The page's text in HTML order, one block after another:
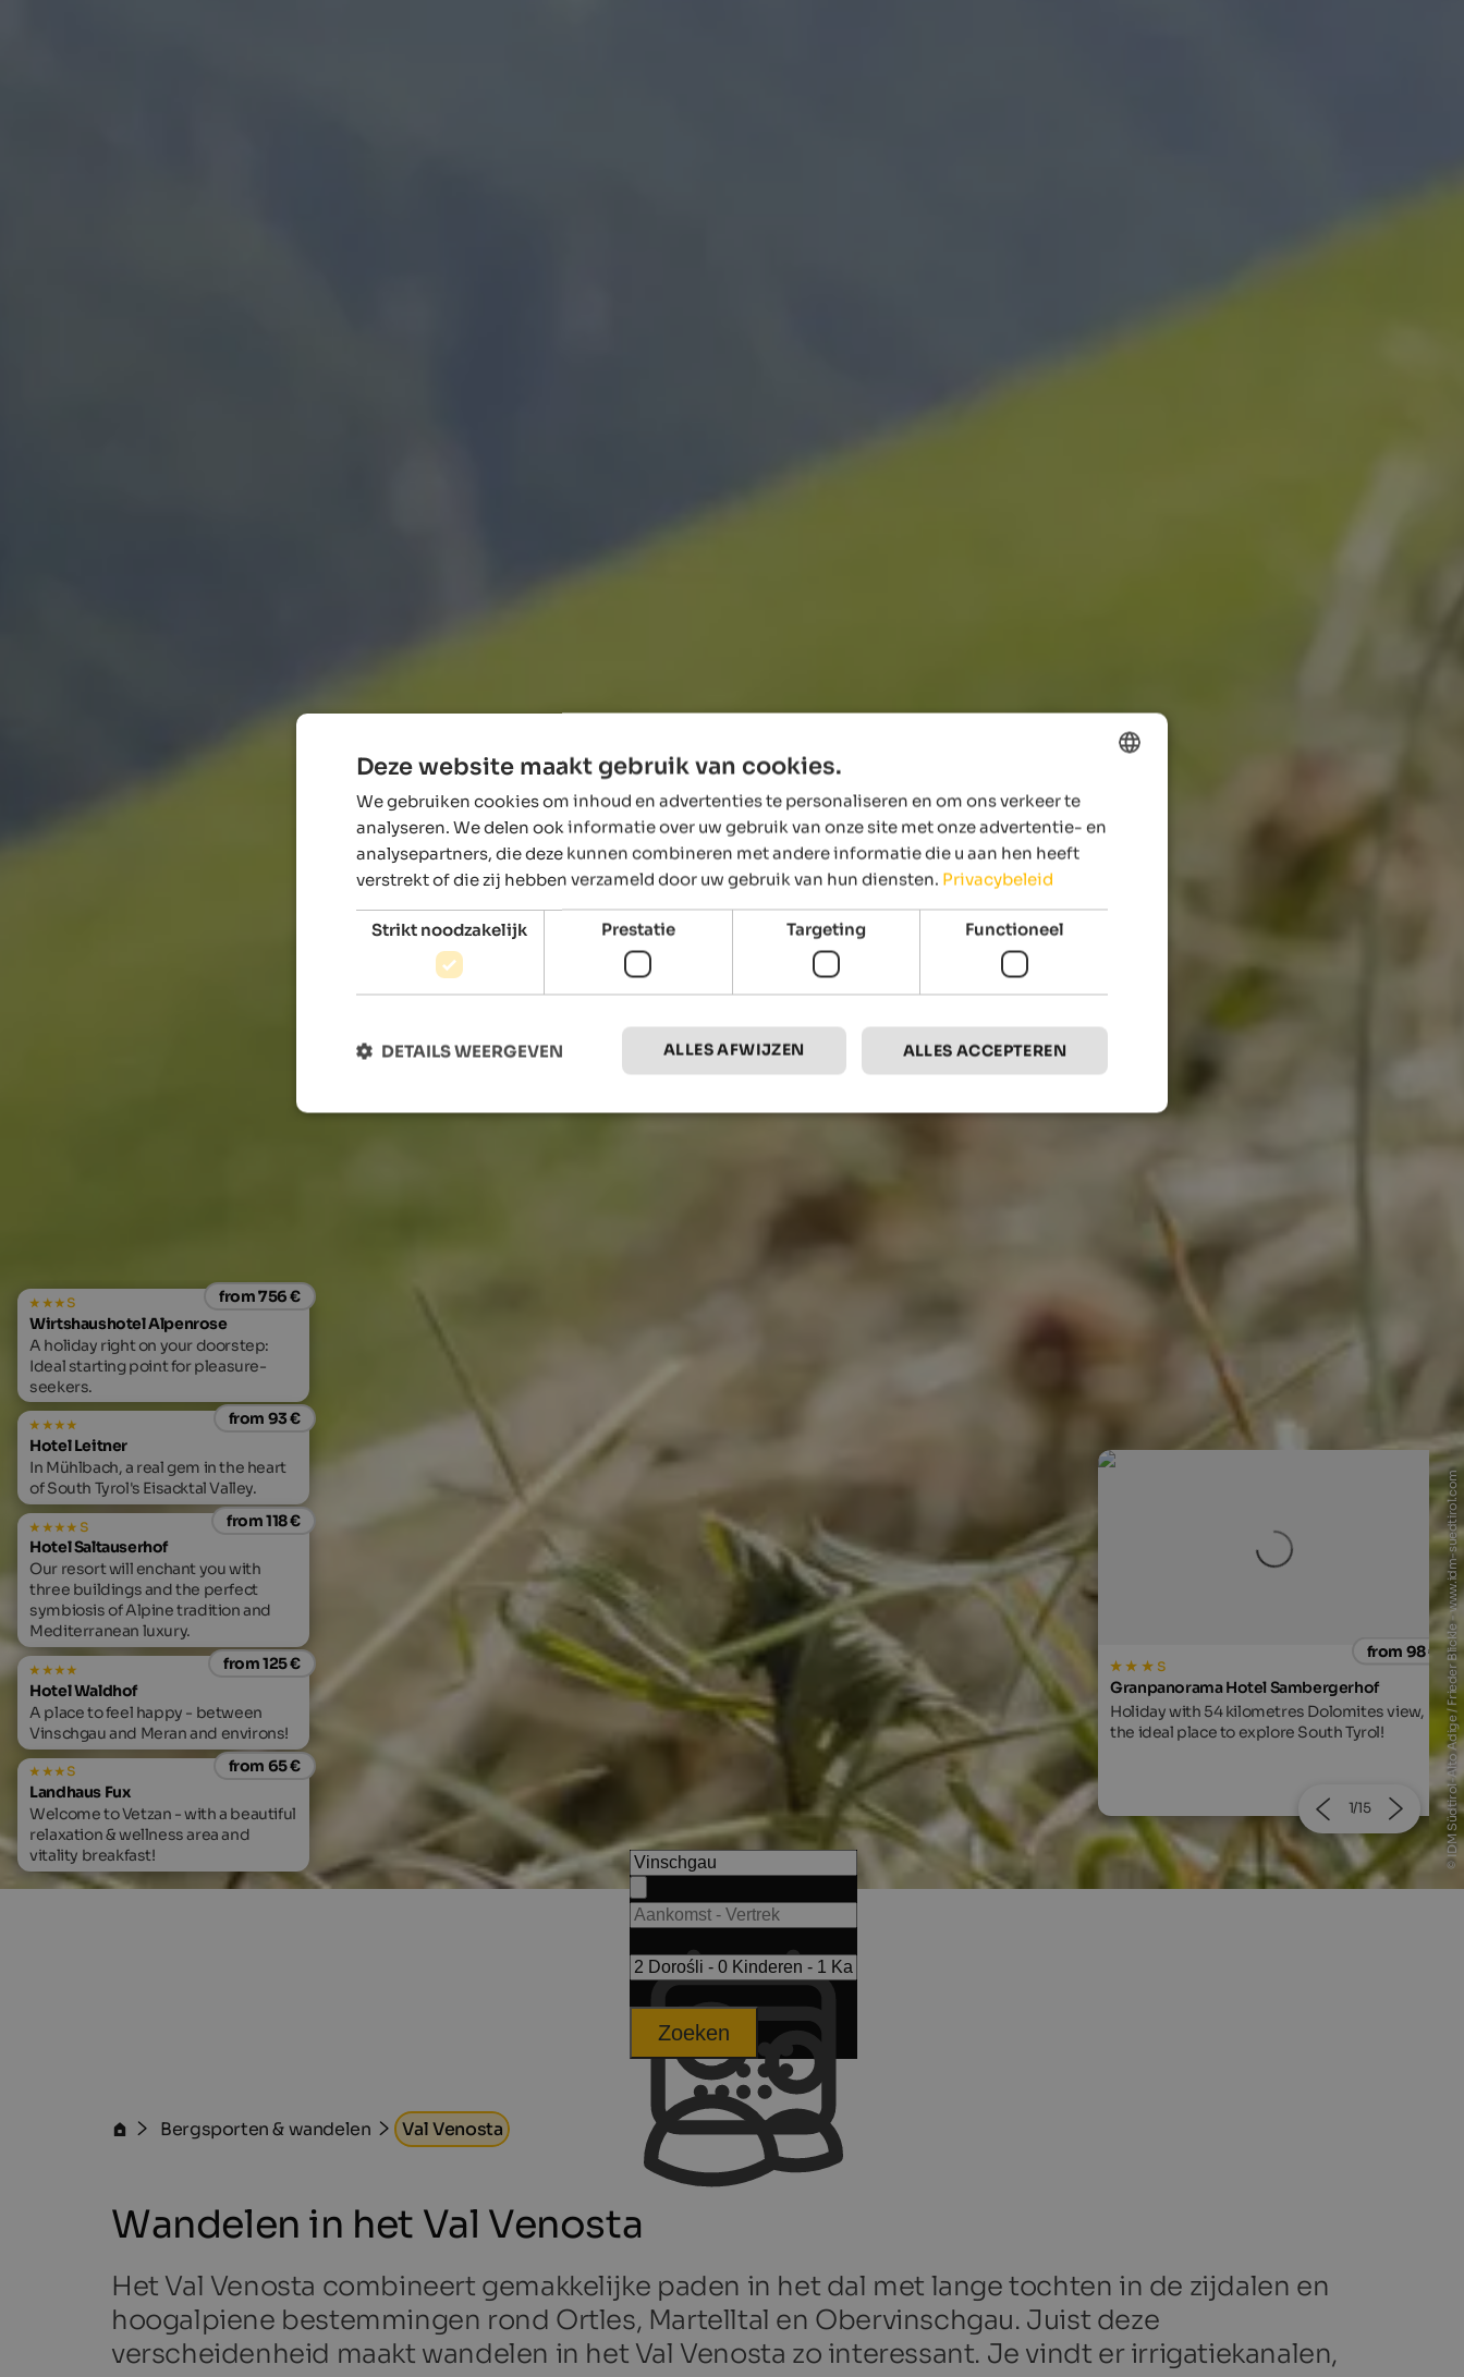
from 756 €
s
Wirtshaushotel Alpenrose
A holiday right on your doorstep:
Ideal starting point for pleasure-
seekers.
from 93 €
Hotel Leitner
In Mühlbach, a real gem in the heart
of South Tyrol's Eisacktal Valley.
from 118 €
s
Hotel Saltauserhof
Our resort will enchant you with
three buildings and the perfect
symbiosis of Alpine tradition and
Mediterranean luxury.
from 125 €
Hotel Waldhof
A place to feel happy - between
Vinschgau and Meran and environs!
from 65 €
s
Landhaus Fux
Welcome to Vetzan - with a beautiful
relaxation & wellness area and
vitality breakfast!
from 98 €
Granpanorama Hotel Sambergerhof
Holiday with 54 kilometres Dolomites view,
the ideal place to explore South Tyrol!
from 205
LANERHOF Relax & Active Retreat
Relaxing spa retreats, exquisite cuisine,
guided adventures in nature.
2/15 © IDM Südtirol-Alto Adige / Frieder Blickle - www.idm-suedtirol.com
Zoeken
Bergsporten & wandelen Val Venosta
Wandelen in het Val Venosta
Het Val Venosta combineert gemakkelijke paden in het dal met lange tochten in de zijdalen en
hoogalpiene bestemmingen rond Ortles, Martelltal en Obervinschgau. Juist deze
verscheidenheid maakt wandelen in het Val Venosta zo interessant. Je vindt er irrigatiekanalen,
ENGLISH
DUTCH
Deze website maakt gebruik van cookies.
We gebruiken cookies om inhoud en advertenties te personaliseren en om ons verkeer te
analyseren. We delen ook informatie over uw gebruik van onze site met onze advertentie- en
analysepartners, die deze kunnen combineren met andere informatie die u aan hen heeft
verstrekt of die zij hebben verzameld door uw gebruik van hun diensten. Privacybeleid
Strikt noodzakelijk Prestatie Targeting Functioneel
ALLES ACCEPTEREN
ALLES AFWIJZEN
DETAILS WEERGEVEN